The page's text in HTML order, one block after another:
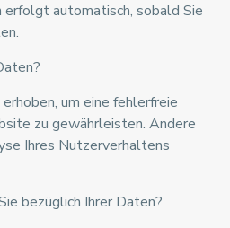
erfolgt automatisch, sobald Sie
um eine fehlerfreie
zu gewährleisten. Andere
Ihres Nutzerverhaltens
bezüglich Ihrer Daten?